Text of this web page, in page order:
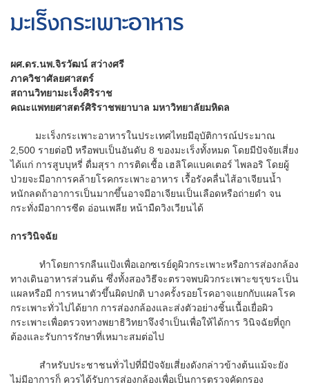
มะเร็งกระเพาะอาหาร
ผศ.ดร.นพ.จิรวัฒน์ สว่างศรี
ภาควิชาศัลยศาสตร์
สถานวิทยามะเร็งศิริราช
คณะแพทยศาสตร์ศิริราชพยาบาล มหาวิทยาลัยมหิดล
มะเร็งกระเพาะอาหารในประเทศไทยมีอุบัติการณ์ประมาณ
2,500 รายต่อปี หรือพบเป็นอันดับ 8 ของมะเร็งทั้งหมด โดยมีปัจจัยเสี่ยง
ได้แก่ การสูบบุหรี่ ดื่มสุรา การติดเชื้อ เฮลิโคแบคเตอร์ ไพลอริ โดยผู้
ป่วยจะมีอาการคล้ายโรคกระเพาะอาหาร เรื้อรังคลื่นไส้อาเจียนน้ำ
หนักลดถ้าอาการเป็นมากขึ้นอาจมีอาเจียนเป็นเลือดหรือถ่ายดํา จน
กระทั่งมีอาการซีด อ่อนเพลีย หน้ามืดวิงเวียนได้
การวินิจฉัย
ทําโดยการกลืนแป้งเพื่อเอกซเรย์ดูผิวกระเพาะหรือการส่องกล้อง
ทางเดินอาหารส่วนต้น ซึ่งทั้งสองวิธีจะตรวจพบผิวกระเพาะขรุขระเป็น
แผลหรือมี การหนาตัวขึ้นผิดปกติ บางครั้งรอยโรคอาจแยกกับแผลโรค
กระเพาะทั่วไปได้ยาก การส่องกล้องและส่งตัวอย่างชิ้นเนื้อเยื่อผิว
กระเพาะเพื่อตรวจทางพยาธิวิทยาจึงจําเป็นเพื่อให้ได้การ วินิจฉัยที่ถูก
ต้องและรับการรักษาที่เหมาะสมต่อไป
สําหรับประชาชนทั่วไปที่มีปัจจัยเสี่ยงดังกล่าวข้างต้นแม้จะยัง
ไม่มีอาการก็ ควรได้รับการส่องกล้องเพื่อเป็นการตรวจคัดกรอง